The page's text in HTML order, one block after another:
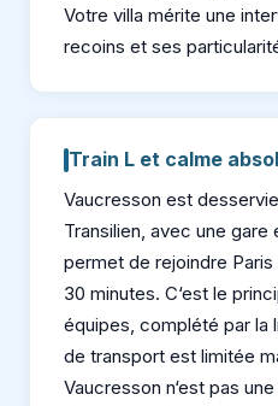
Votre villa mérite une
recoins et ses
Train L et calme
Vaucresson est
Transilien, avec une
permet de rejoindre
30 minutes. C‘est le
équipes, complété par la
de transport est limitée
Vaucresson n‘est pas